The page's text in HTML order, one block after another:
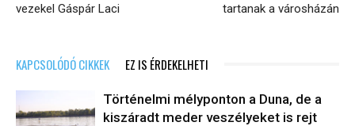
vezekel Gáspár Laci
tartanak a városházán
KAPCSOLÓDÓ CIKKEK EZ IS ÉRDEKELHETI
Történelmi mélyponton a Duna, de a
kiszáradt meder veszélyeket is rejt